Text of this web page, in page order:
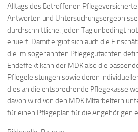
Alltags des Betroffenen
Antworten und
durchschnittliche, jeden Tag unbedingt
eruiert. Damit ergibt sich auch die
die im sogenannten Pflegegutachten
Endeffekt kann der MDK also die
Pflegeleistungen sowie deren
dies an die entsprechende Pflegekasse
davon wird von den MDK Mitarbeitern
für einen Pflegeplan für die Angehörigen